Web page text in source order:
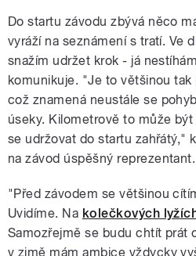
Do startu závodu zbývá něco
vyráží na seznámení s tratí. Ve
snažím udržet krok - já
komunikuje. "Je to většinou tak
což znamená neustále se
úseky. Kilometrově to může
se udržovat do startu zahřátý,"
na závod úspěšný reprezentant.
"Před závodem se většinou
Uvidíme. Na kolečkových
Samozřejmě se budu chtít prát
v zimě mám ambice vždycky